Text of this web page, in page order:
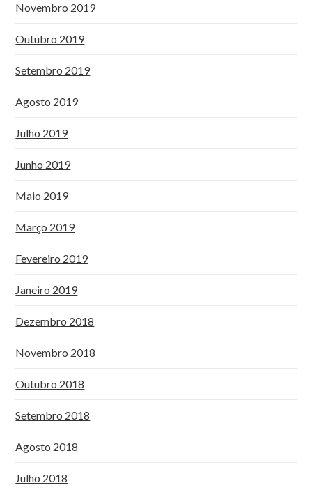
Novembro 2019
Outubro 2019
Setembro 2019
Agosto 2019
Julho 2019
Junho 2019
Maio 2019
Março 2019
Fevereiro 2019
Janeiro 2019
Dezembro 2018
Novembro 2018
Outubro 2018
Setembro 2018
Agosto 2018
Julho 2018